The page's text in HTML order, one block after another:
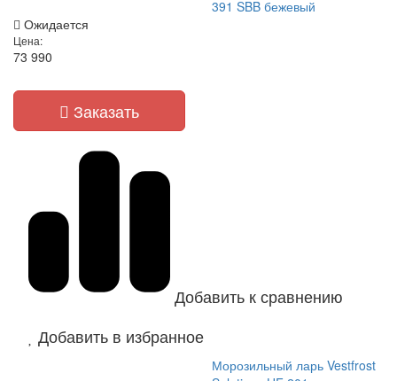
391 SBB бежевый
Ожидается
Цена:
73 990
Заказать
Добавить к сравнению
Добавить в избранное
Морозильный ларь Vestfrost